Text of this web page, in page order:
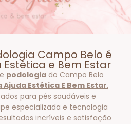
Campo Belo é
e Bem Estar
podologia do Campo Belo
Ajuda Estética E Bem Estar.
para pés saudáveis e
especializada e tecnologia
incríveis e satisfação